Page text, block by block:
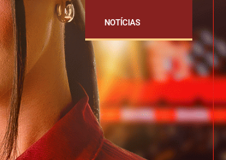
NOTÍCIAS